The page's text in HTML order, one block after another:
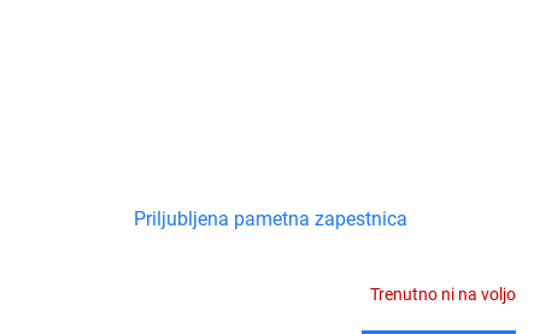
Priljubljena pametna zapestnica
Trenutno ni na voljo